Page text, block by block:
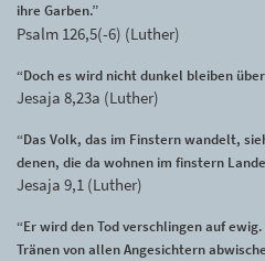
ihre Garben.”
Psalm 126,5(-6) (Luther)
“Doch es wird nicht dunkel bleiben
Jesaja 8,23a (Luther)
“Das Volk, das im Finstern wandelt,
denen, die da wohnen im finstern
Jesaja 9,1 (Luther)
“Er wird den Tod verschlingen auf
Tränen von allen Angesichtern